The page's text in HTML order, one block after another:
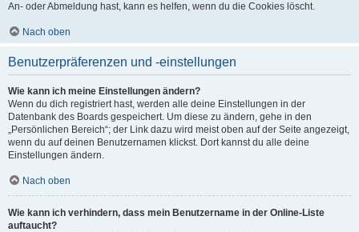
An- oder Abmeldung hast, kann es helfen, wenn du die Cookies löscht.
Nach oben
Benutzerpräferenzen und -einstellungen
Wie kann ich meine Einstellungen ändern?
Wenn du dich registriert hast, werden alle deine Einstellungen in der
Datenbank des Boards gespeichert. Um diese zu ändern, gehe in den
„Persönlichen Bereich“; der Link dazu wird meist oben auf der Seite angezeigt,
wenn du auf deinen Benutzernamen klickst. Dort kannst du alle deine
Einstellungen ändern.
Nach oben
Wie kann ich verhindern, dass mein Benutzername in der Online-Liste
auftaucht?